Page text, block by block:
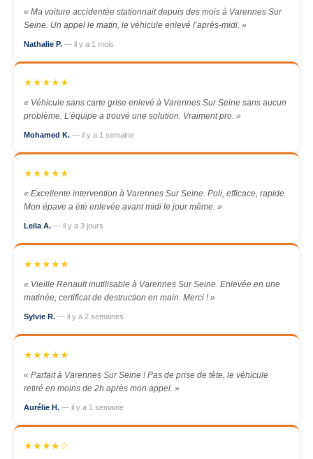
« Ma voiture accidentée stationnait depuis des mois à Varennes Sur
Seine. Un appel le matin, le véhicule enlevé l’après-midi. »
Nathalie P. — il y a 1 mois
★★★★★
« Véhicule sans carte grise enlevé à Varennes Sur Seine sans aucun
problème. L’équipe a trouvé une solution. Vraiment pro. »
Mohamed K. — il y a 1 semaine
★★★★★
« Excellente intervention à Varennes Sur Seine. Poli, efficace, rapide.
Mon épave a été enlevée avant midi le jour même. »
Leila A. — il y a 3 jours
★★★★★
« Vieille Renault inutilisable à Varennes Sur Seine. Enlevée en une
matinée, certificat de destruction en main. Merci ! »
Sylvie R. — il y a 2 semaines
★★★★★
« Parfait à Varennes Sur Seine ! Pas de prise de tête, le véhicule
retiré en moins de 2h après mon appel. »
Aurélie H. — il y a 1 semaine
★★★★☆